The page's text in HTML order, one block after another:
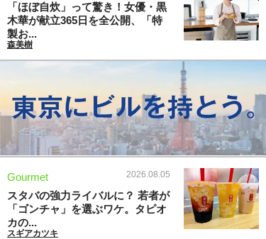
「ほぼ自炊」って驚き！女優・黒
木華が献立365日を全公開、「特
製お...
森美樹
Gourmet 2026.08.05
スタバの強力ライバルに？ 若者が
「ゴンチャ」を選ぶワケ。タピオ
カの...
スギアカツキ